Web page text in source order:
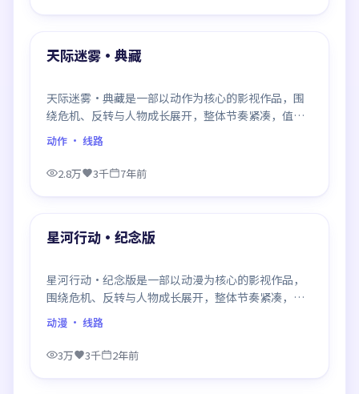
最新
天际迷雾·典藏
天际迷雾·典藏是一部以动作为核心的影视作品，围
绕危机、反转与人物成长展开，整体节奏紧凑，值得
推荐观看。
动作 · 线路
2.8万 3千 7年前
最新
星河行动·纪念版
星河行动·纪念版是一部以动漫为核心的影视作品，
围绕危机、反转与人物成长展开，整体节奏紧凑，值
得推荐观看。
动漫 · 线路
3万 3千 2年前